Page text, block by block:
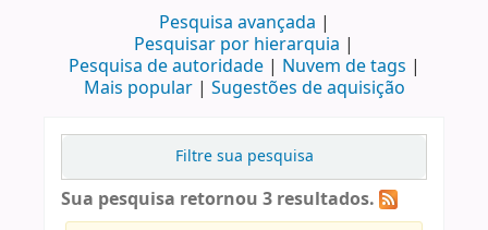
Pesquisa avançada
Pesquisar por hierarquia
Pesquisa de autoridade
Nuvem de tags
Mais popular
Sugestões de aquisição
Filtre sua pesquisa
Sua pesquisa retornou 3 resultados.